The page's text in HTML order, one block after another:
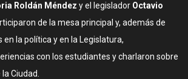
Roldán Méndez y el legislador Octavio
de la mesa principal y, además de
en la política y en la Legislatura,
con los estudiantes y charlaron sobre
Ciudad.